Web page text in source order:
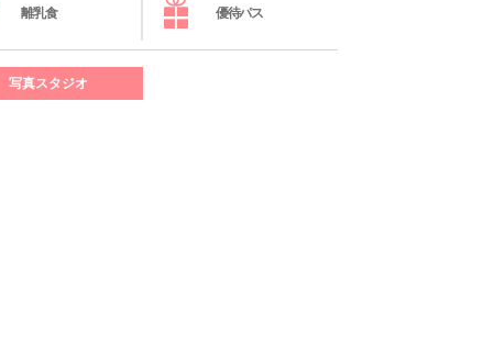
離乳食 優待パス
写真スタジオ